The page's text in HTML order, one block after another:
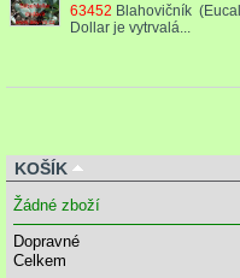
63452 Blahovičník
Dollar je vytrvalá...
KOŠÍK
Žádné zboží
Dopravné
Celkem